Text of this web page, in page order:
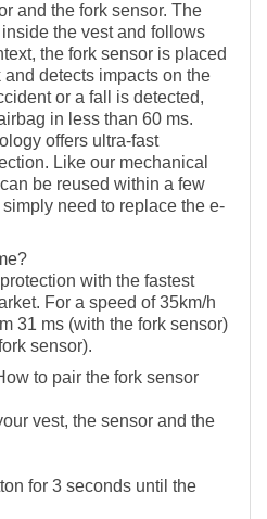
and the fork sensor. The
the vest and follows
the fork sensor is placed
and detects impacts on the
or a fall is detected,
in less than 60 ms.
offers ultra-fast
Like our mechanical
be reused within a few
need to replace the e-
with the fastest
For a speed of 35km/h
31 ms (with the fork sensor)
sensor).
to pair the fork sensor
vest, the sensor and the
for 3 seconds until the